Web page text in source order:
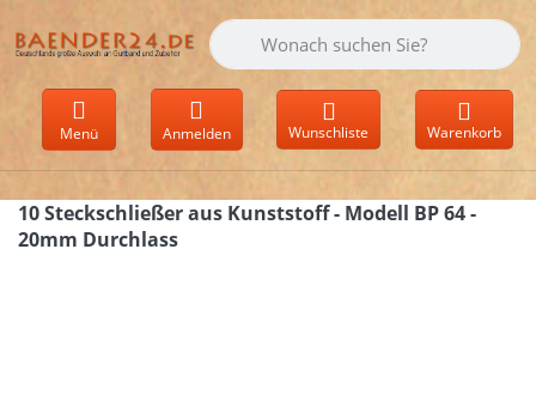
Geben Sie einen Suchbegriff ein.
Menü Anmelden Wunschliste Warenkorb
10 Steckschließer aus Kunststoff - Modell BP 64 -
20mm Durchlass